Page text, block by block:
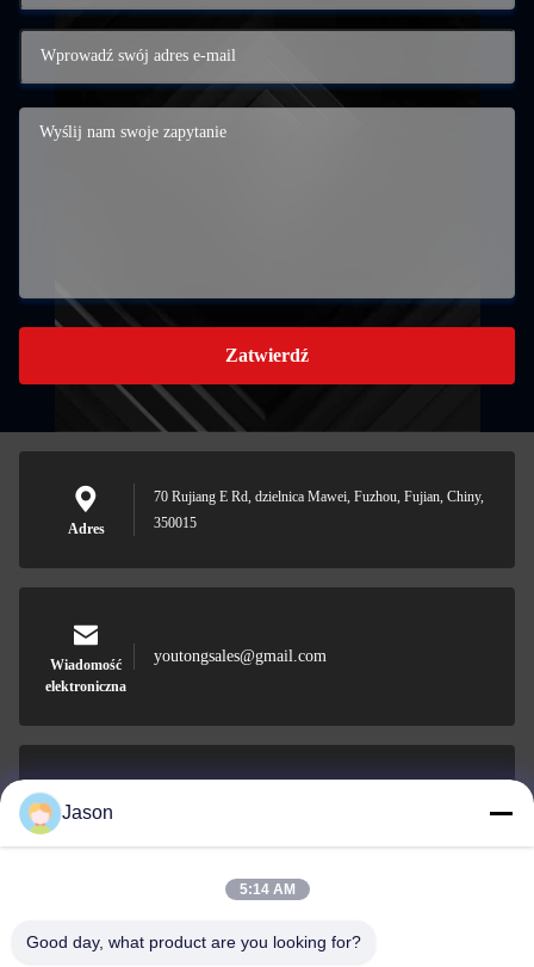
Zatwierdź
Adres
70 Rujiang E Rd, dzielnica Mawei, Fuzhou, Fujian, Chiny,
350015
Wiadomość
elektroniczna
youtongsales@gmail.com
Telefon
Jason
5:14 AM
Good day, what product are you looking for?